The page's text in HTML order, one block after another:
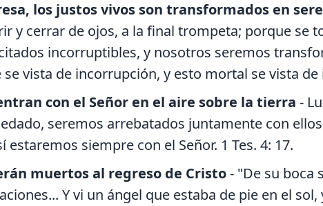
los justos vivos son transformados en
y cerrar de ojos, a la final trompeta; porque se
incorruptibles, y nosotros seremos
vista de incorrupción, y esto mortal se vista de
con el Señor en el aire sobre la tierra -
seremos arrebatados juntamente con
estaremos siempre con el Señor. 1 Tes. 4: 17.
muertos al regreso de Cristo- "De su boca
Y vi un ángel que estaba de pie en el